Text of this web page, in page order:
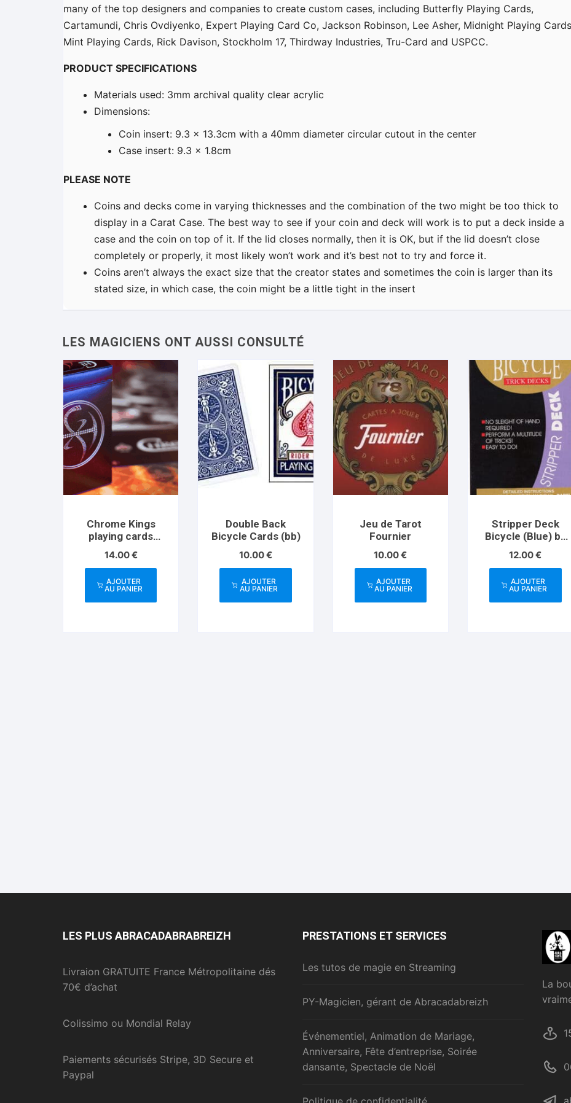
many of the top designers and companies to create custom cases, including Butterfly Playing Cards,
Cartamundi, Chris Ovdiyenko, Expert Playing Card Co, Jackson Robinson, Lee Asher, Midnight Playing
Mint Playing Cards, Rick Davison, Stockholm 17, Thirdway Industries, Tru-Card and USPCC.
PRODUCT SPECIFICATIONS
Materials used: 3mm archival quality clear acrylic
Dimensions:
Coin insert: 9.3 x 13.3cm with a 40mm diameter circular cutout in the center
Case insert: 9.3 x 1.8cm
PLEASE NOTE
Coins and decks come in varying thicknesses and the combination of the two might be too thick to
display in a Carat Case. The best way to see if your coin and deck will work is to put a deck inside a
case and the coin on top of it. If the lid closes normally, then it is OK, but if the lid doesn’t close
completely or properly, it most likely won’t work and it’s best not to try and force it.
Coins aren’t always the exact size that the creator states and sometimes the coin is larger than its
stated size, in which case, the coin might be a little tight in the insert
Chrome Kings
playing cards
Artist
14.00€
AJOUTER
AU PANIER
Double Back
Bicycle Cards (bb)
10.00€
AJOUTER
AU PANIER
Jeu de Tarot
Fournier
10.00€
AJOUTER
AU PANIER
Stripper Deck
Bicycle (Blue) by
US Playing Card
12.00€
AJOUTER
AU PANIER
LES PLUS ABRACADABRABREIZH
Livraion GRATUITE France Métropolitaine dés
70€ d’achat
Colissimo ou Mondial Relay
Paiements sécurisés Stripe, 3D Secure et
Paypal
PRESTATIONS ET SERVICES
Les tutos de magie en Streaming
PY-Magicien, gérant de Abracadabreizh
Événementiel, Animation de Mariage,
Anniversaire, Fête d’entreprise, Soirée
dansante, Spectacle de Noël
La